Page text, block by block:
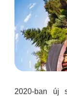
2020-ban új